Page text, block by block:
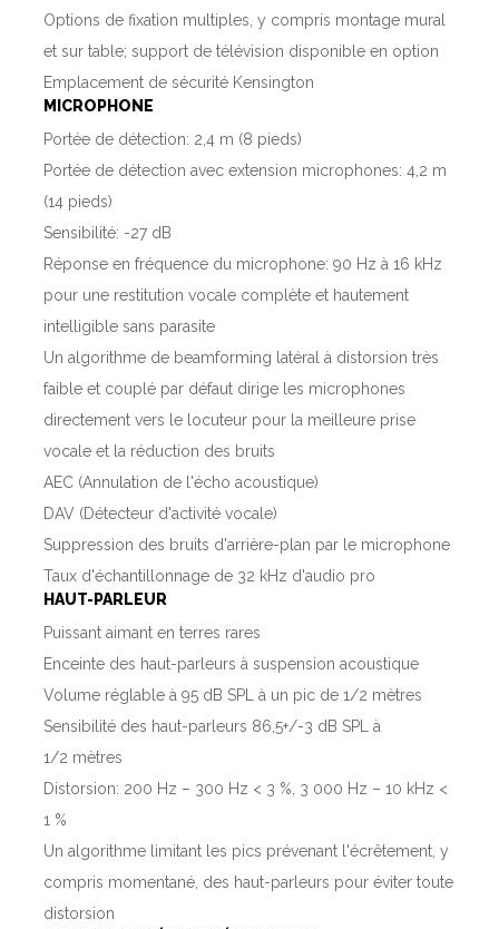
Options de fixation multiples, y compris montage mural
et sur table; support de télévision disponible en option
Emplacement de sécurité Kensington
MICROPHONE
Portée de détection: 2,4 m (8 pieds)
Portée de détection avec extension microphones: 4,2 m
(14 pieds)
Sensibilité: -27 dB
Réponse en fréquence du microphone: 90 Hz à 16 kHz
pour une restitution vocale complète et hautement
intelligible sans parasite
Un algorithme de beamforming latéral à distorsion très
faible et couplé par défaut dirige les microphones
directement vers le locuteur pour la meilleure prise
vocale et la réduction des bruits
AEC (Annulation de l'écho acoustique)
DAV (Détecteur d'activité vocale)
Suppression des bruits d'arrière-plan par le microphone
Taux d'échantillonnage de 32 kHz d'audio pro
HAUT-PARLEUR
Puissant aimant en terres rares
Enceinte des haut-parleurs à suspension acoustique
Volume réglable à 95 dB SPL à un pic de 1/2 mètres
Sensibilité des haut-parleurs 86,5+/-3 dB SPL à
1/2 mètres
Distorsion: 200 Hz – 300 Hz < 3 %, 3 000 Hz – 10 kHz <
1 %
Un algorithme limitant les pics prévenant l'écrêtement, y
compris momentané, des haut-parleurs pour éviter toute
distorsion